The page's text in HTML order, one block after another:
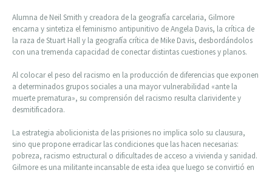
Alumna de Neil Smith y creadora de la geografía carcelaria, Gilmore
encarna y sintetiza el feminismo antipunitivo de Angela Davis, la crítica de
la raza de Stuart Hall y la geografía crítica de Mike Davis, desbordándolos
con una tremenda capacidad de conectar distintas cuestiones y planos.
Al colocar el peso del racismo en la producción de diferencias que ex­ponen
a determinados grupos sociales a una mayor vulnerabilidad «ante la
muerte prematura», su comprensión del racismo resulta clarividente y
desmitificadora.
La estrategia abolicionista de las prisiones no implica solo su clausura,
sino que propone erradicar las condiciones que las hacen necesarias:
pobreza, racismo estructural o dificultades de acceso a vivienda y sanidad.
Gilmore es una militante incansable de esta idea que luego se convirtió en